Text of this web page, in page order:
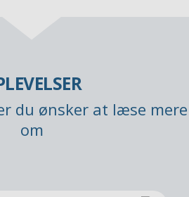
du ønsker at læse mere
om